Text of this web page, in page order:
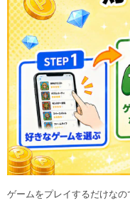
ゲームをプレイするだけなの